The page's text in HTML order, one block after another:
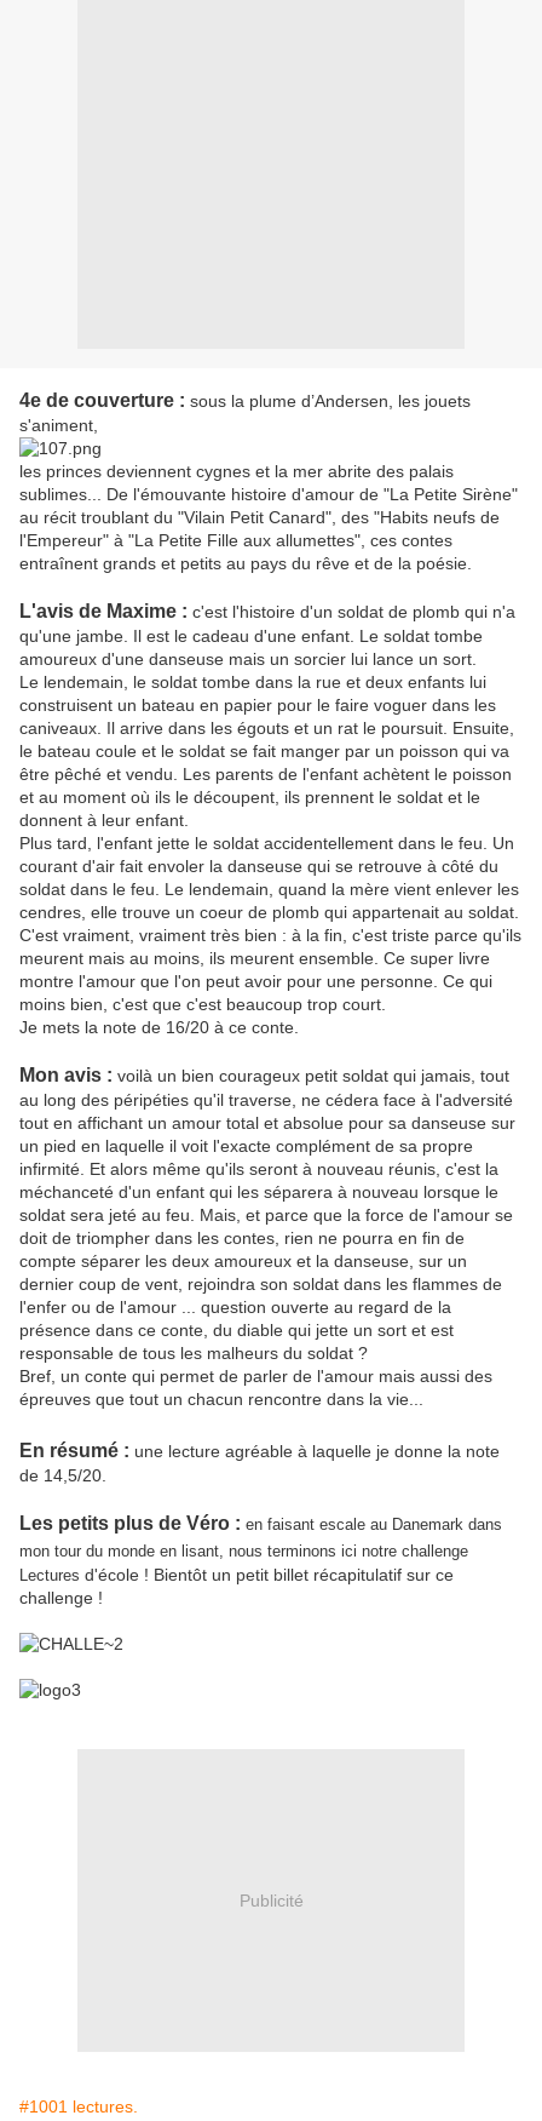
4e de couverture : sous la plume d’Andersen, les jouets
s'animent,
les princes deviennent cygnes et la mer abrite des palais
sublimes... De l'émouvante histoire d'amour de "La Petite Sirène"
au récit troublant du "Vilain Petit Canard", des "Habits neufs de
l'Empereur" à "La Petite Fille aux allumettes", ces contes
entraînent grands et petits au pays du rêve et de la poésie.
L'avis de Maxime : c'est l'histoire d'un soldat de plomb qui n'a
qu'une jambe. Il est le cadeau d'une enfant. Le soldat tombe
amoureux d'une danseuse mais un sorcier lui lance un sort.
Le lendemain, le soldat tombe dans la rue et deux enfants lui
construisent un bateau en papier pour le faire voguer dans les
caniveaux. Il arrive dans les égouts et un rat le poursuit. Ensuite,
le bateau coule et le soldat se fait manger par un poisson qui va
être pêché et vendu. Les parents de l'enfant achètent le poisson
et au moment où ils le découpent, ils prennent le soldat et le
donnent à leur enfant.
Plus tard, l'enfant jette le soldat accidentellement dans le feu. Un
courant d'air fait envoler la danseuse qui se retrouve à côté du
soldat dans le feu. Le lendemain, quand la mère vient enlever les
cendres, elle trouve un coeur de plomb qui appartenait au soldat.
C'est vraiment, vraiment très bien : à la fin, c'est triste parce qu'ils
meurent mais au moins, ils meurent ensemble. Ce super livre
montre l'amour que l'on peut avoir pour une personne. Ce qui
moins bien, c'est que c'est beaucoup trop court.
Je mets la note de 16/20 à ce conte.
Mon avis : voilà un bien courageux petit soldat qui jamais, tout
au long des péripéties qu'il traverse, ne cédera face à l'adversité
tout en affichant un amour total et absolue pour sa danseuse sur
un pied en laquelle il voit l'exacte complément de sa propre
infirmité. Et alors même qu'ils seront à nouveau réunis, c'est la
méchanceté d'un enfant qui les séparera à nouveau lorsque le
soldat sera jeté au feu. Mais, et parce que la force de l'amour se
doit de triompher dans les contes, rien ne pourra en fin de
compte séparer les deux amoureux et la danseuse, sur un
dernier coup de vent, rejoindra son soldat dans les flammes de
l'enfer ou de l'amour ... question ouverte au regard de la
présence dans ce conte, du diable qui jette un sort et est
responsable de tous les malheurs du soldat ?
Bref, un conte qui permet de parler de l'amour mais aussi des
épreuves que tout un chacun rencontre dans la vie...
En résumé : une lecture agréable à laquelle je donne la note
de 14,5/20.
Les petits plus de Véro : en faisant escale au Danemark dans
mon tour du monde en lisant, nous terminons ici notre challenge
Lectures d'école ! Bientôt un petit billet récapitulatif sur ce
challenge !
Publicité
#1001 lectures.